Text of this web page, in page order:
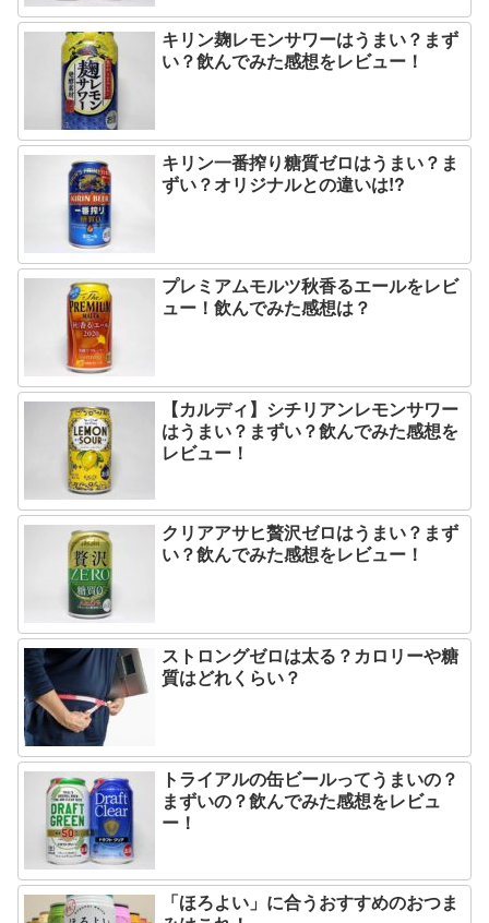
キリン麹レモンサワーはうまい？まず
い？飲んでみた感想をレビュー！
キリン一番搾り糖質ゼロはうまい？ま
ずい？オリジナルとの違いは!?
プレミアムモルツ秋香るエールをレビ
ュー！飲んでみた感想は？
【カルディ】シチリアンレモンサワー
はうまい？まずい？飲んでみた感想を
レビュー！
クリアアサヒ贅沢ゼロはうまい？まず
い？飲んでみた感想をレビュー！
ストロングゼロは太る？カロリーや糖
質はどれくらい？
トライアルの缶ビールってうまいの？
まずいの？飲んでみた感想をレビュ
ー！
「ほろよい」に合うおすすめのおつま